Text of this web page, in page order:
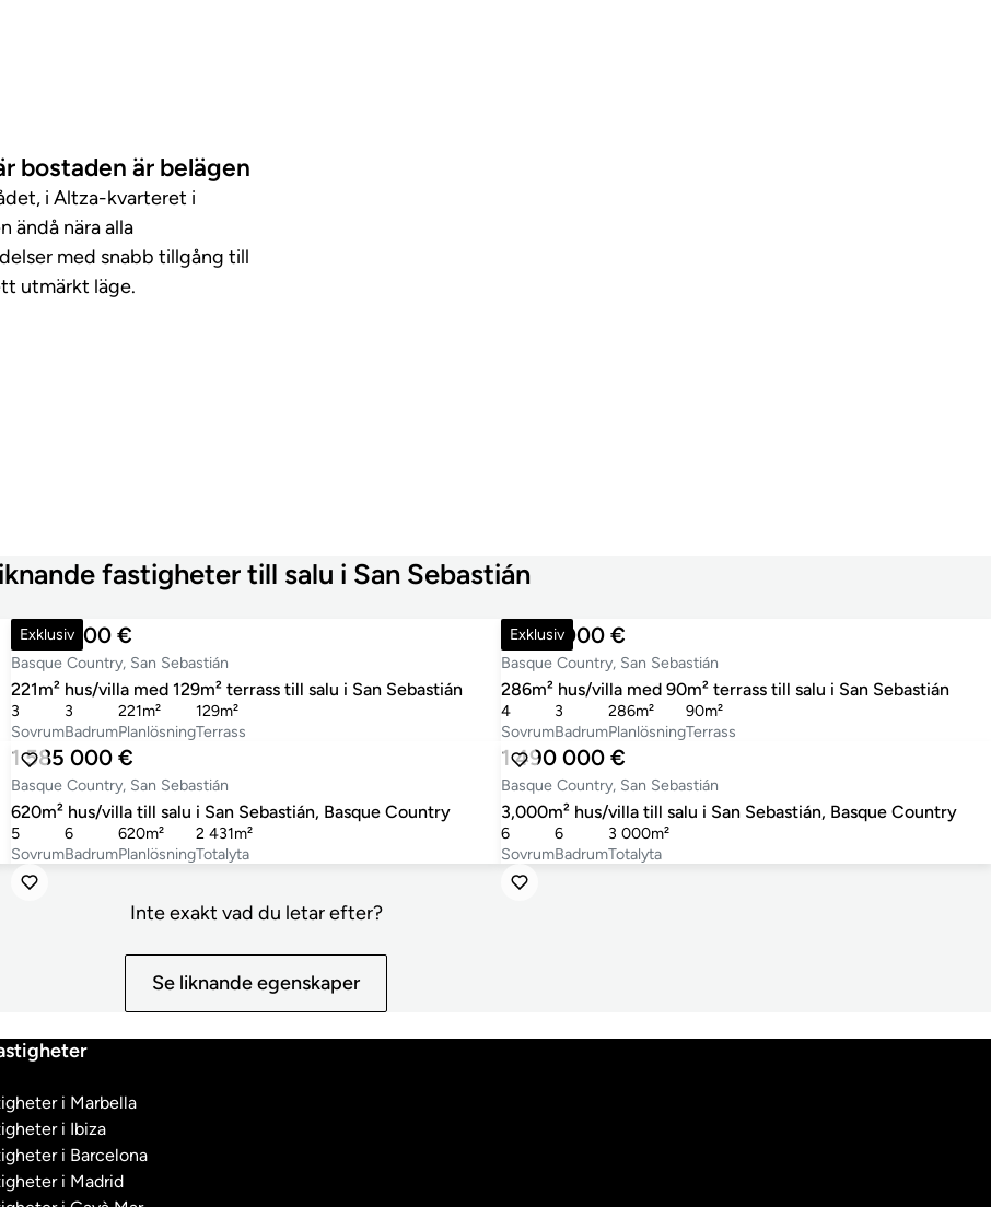
bostaden är belägen
i Altza-kvarteret i
ändå nära alla
med snabb tillgång till
utmärkt läge.
fastigheter till salu i San Sebastián
Exklusiv
1 395 000 €
Basque Country, San Sebastián
221m² hus/villa med 129m² terrass till salu i San Sebastián
Sovrum
3
Badrum
3
Planlösning
221m²
Terrass
129m²
Exklusiv
1 540 000 €
Basque Country, San Sebastián
286m² hus/villa med 90m² terrass till salu i San Sebastián
Sovrum
4
Badrum
3
Planlösning
286m²
Terrass
90m²
1 585 000 €
Basque Country, San Sebastián
620m² hus/villa till salu i San Sebastián, Basque Country
Sovrum
5
Badrum
6
Planlösning
620m²
Totalyta
2 431m²
1 490 000 €
Basque Country, San Sebastián
3,000m² hus/villa till salu i San Sebastián, Basque Country
Sovrum
6
Badrum
6
Totalyta
3 000m²
Inte exakt vad du letar efter?
Se liknande egenskaper
i Marbella
i Ibiza
i Barcelona
i Madrid